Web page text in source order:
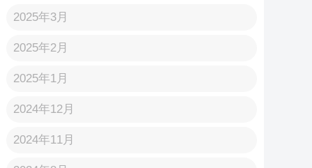
2025年3月
2025年2月
2025年1月
2024年12月
2024年11月